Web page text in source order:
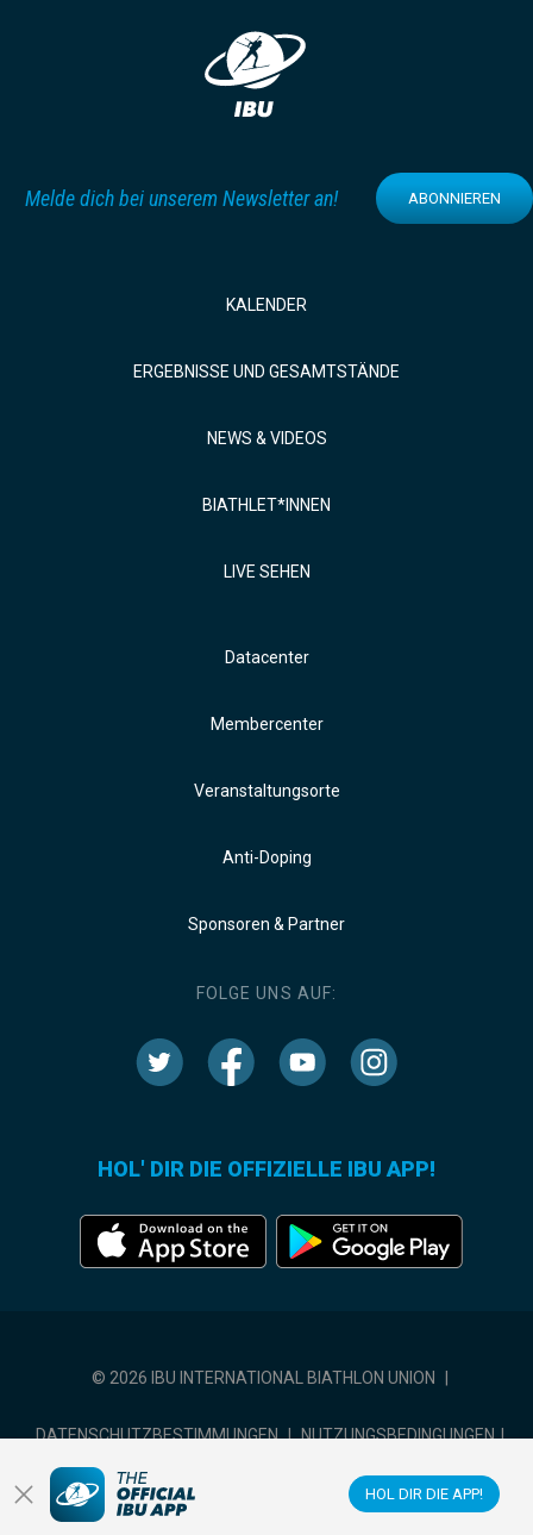
HOL DIR DIE APP!
Melde dich bei unserem Newsletter an! ABONNIEREN
KALENDER
ERGEBNISSE UND GESAMTSTÄNDE
NEWS & VIDEOS
BIATHLET*INNEN
LIVE SEHEN
Datacenter
Membercenter
Veranstaltungsorte
Anti-Doping
Sponsoren & Partner
FOLGE UNS AUF:
HOL' DIR DIE OFFIZIELLE IBU APP!
© 2026 IBU INTERNATIONAL BIATHLON UNION
DATENSCHUTZBESTIMMUNGEN | NUTZUNGSBEDINGUNGEN |
VOREINSTELLUNGEN VERWALTEN